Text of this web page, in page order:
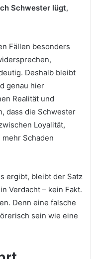
Schwester lügt,
Fällen besonders
Deshalb bleibt
genau hier
Realität und
dass die Schwester
Loyalität,
Schaden
ergibt, bleibt der Satz
Verdacht – kein Fakt.
Denn eine falsche
sein wie eine